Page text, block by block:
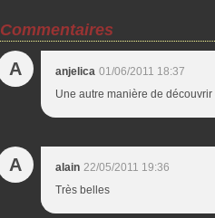
Commentaires
A anjelica 01/06/2011 18:37
Une autre manière de
A alain 22/05/2011 19:36
Très belles